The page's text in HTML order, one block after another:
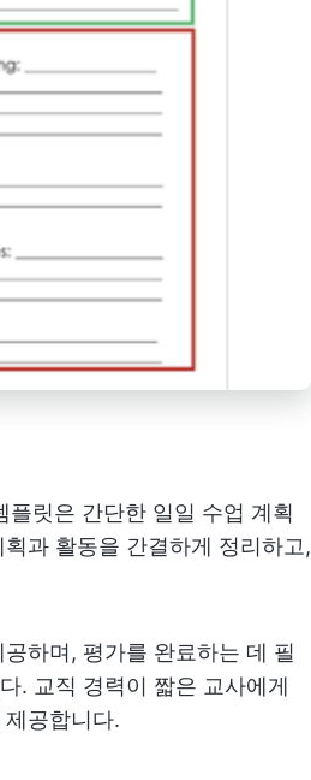
릿은 간단한 일일 수업 계획
과 활동을 간결하게 정리하고,
하며, 평가를 완료하는 데 필
. 교직 경력이 짧은 교사에게
공합니다.